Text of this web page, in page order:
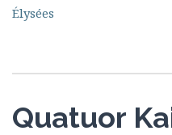
Élysées
Quatuor